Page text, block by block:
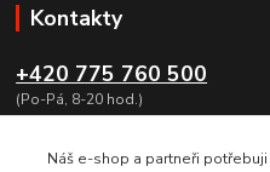
Kontakty
+420 775 760 500
(Po-Pá, 8-20 hod.)
Náš e-shop a partneři